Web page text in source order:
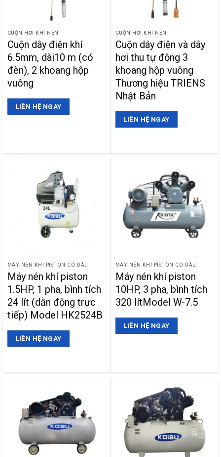
CUỘN HƠI KHÍ NÉN
Cuộn dây điện khí
6.5mm, dài10 m (có
đèn), 2 khoang hộp
vuông
LIÊN HỆ NGAY
CUỘN HƠI KHÍ NÉN
Cuộn dây điện và dây
hơi thu tự động 3
khoang hộp vuông
Thương hiệu TRIENS
Nhật Bản
LIÊN HỆ NGAY
MÁY NÉN KHÍ PISTON CÓ DẦU
Máy nén khí piston
1.5HP, 1 pha, bình tích
24 lít (dẫn động trực
tiếp) Model HK2524B
LIÊN HỆ NGAY
MÁY NÉN KHÍ PISTON CÓ DẦU
Máy nén khí piston
10HP, 3 pha, bình tích
320 lítModel W-7.5
LIÊN HỆ NGAY